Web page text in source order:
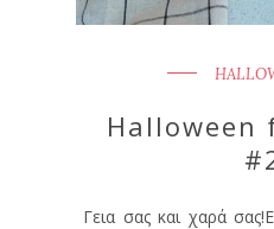
Halloween
Γεια σας και χαρά